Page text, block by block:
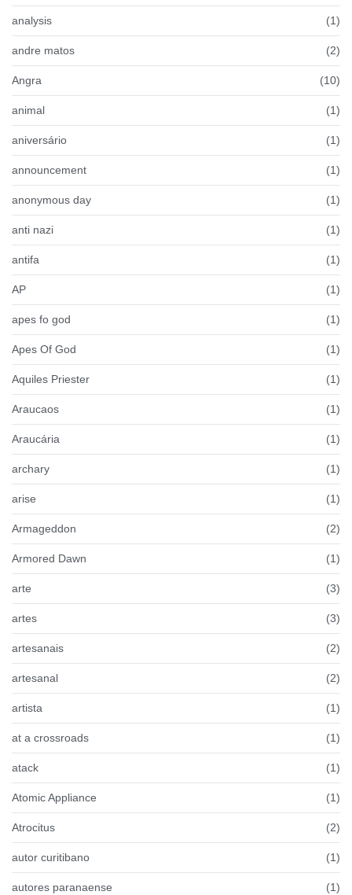
analysis (1)
andre matos (2)
Angra (10)
animal (1)
aniversário (1)
announcement (1)
anonymous day (1)
anti nazi (1)
antifa (1)
AP (1)
apes fo god (1)
Apes Of God (1)
Aquiles Priester (1)
Araucaos (1)
Araucária (1)
archary (1)
arise (1)
Armageddon (2)
Armored Dawn (1)
arte (3)
artes (3)
artesanais (2)
artesanal (2)
artista (1)
at a crossroads (1)
atack (1)
Atomic Appliance (1)
Atrocitus (2)
autor curitibano (1)
autores paranaense (1)